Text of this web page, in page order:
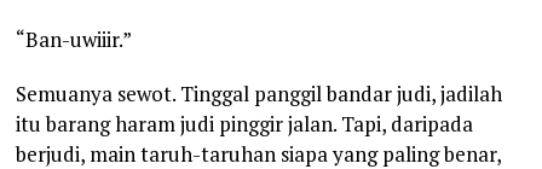
“Ban-uwiiir.”
Semuanya sewot. Tinggal panggil bandar judi, jadilah
itu barang haram judi pinggir jalan. Tapi, daripada
berjudi, main taruh-taruhan siapa yang paling benar,